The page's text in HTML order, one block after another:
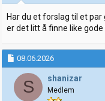
Har du et forslag til et par
er det litt å finne like
08.06.2026
S shanizar
Medlem